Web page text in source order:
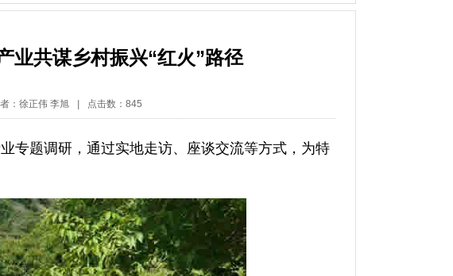
业共谋乡村振兴“红火”路径
：徐正伟 李旭 点击数： 845
专题调研，通过实地走访、座谈交流等方式，为特